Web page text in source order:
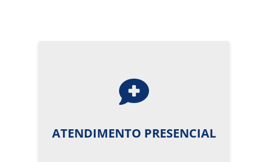
ATENDIMENTO PRESENCIAL